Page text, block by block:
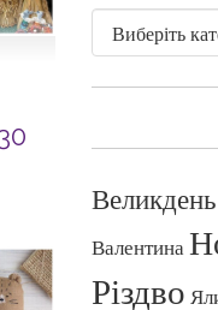
Великдень
Валентина
Різдво